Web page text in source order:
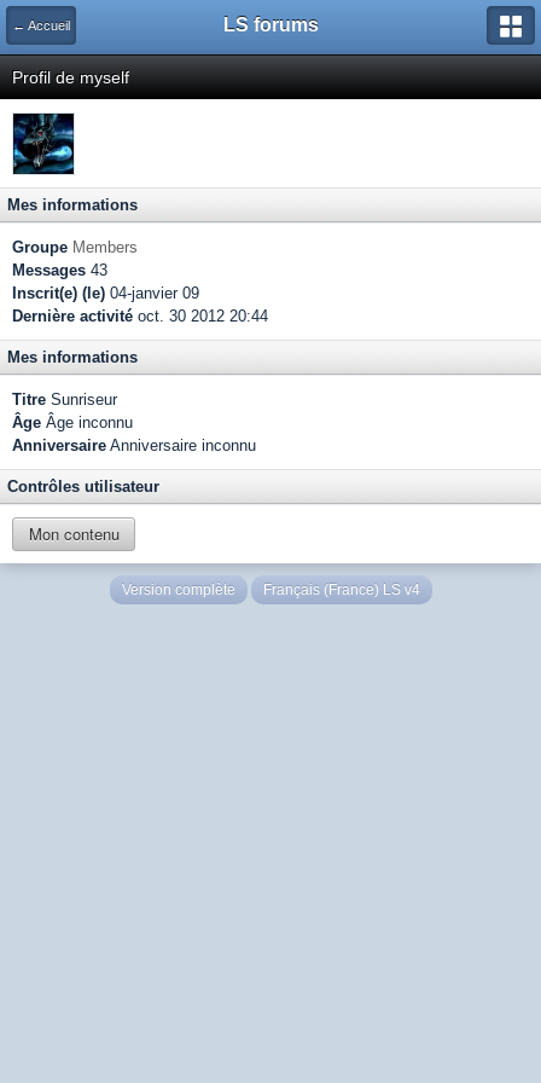
← Accueil LS forums
Profil de myself
Mes informations
Groupe Members
Messages 43
Inscrit(e) (le) 04-janvier 09
Dernière activité oct. 30 2012 20:44
Mes informations
Titre Sunriseur
Âge Âge inconnu
Anniversaire Anniversaire inconnu
Contrôles utilisateur
Mon contenu
Version complète Français (France) LS v4